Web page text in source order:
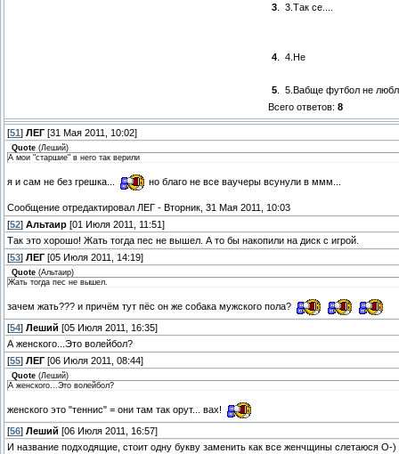
3 3.Так се....
4 4.Не
5
5.Вабще футбол не
Всего ответов: 8
[51 ] ЛЕГ [31 Мая 2011, 10:02]
Quote (Леший)
А мои "старшие" в него так верили
я и сам не без грешка... но благо не все ваучеры всунули в ммм...
Сообщение отредактировал ЛЕГ - Вторник, 31 Мая 2011, 10:03
[52] Альтаир [01 Июля 2011, 11:51]
Так это хорошо! Жать тогда пес не вышел. А то бы накопили на диск с игрой.
[53] ЛЕГ [05 Июля 2011, 14:19]
Quote (Альтаир)
Жать тогда пес не вышел.
зачем жать??? и причём тут пёс он же собака мужского пола?
[54] Леший [05 Июля 2011, 16:35]
А женского...Это волейбол?
[55] ЛЕГ [06 Июля 2011, 08:44]
Quote (Леший)
А женского...Это волейбол?
женского это "теннис" = они там так орут... вах!
[56] Леший [06 Июля 2011, 16:57]
И название подходящие, стоит одну букву заменить как все женчщины слетаюся О-)